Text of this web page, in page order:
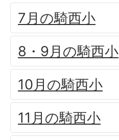
7月の騎西小
8・9月の騎西小
10月の騎西小
11月の騎西小